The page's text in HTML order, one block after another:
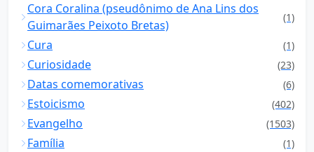
Cora Coralina (pseudônimo de Ana Lins dos
Guimarães Peixoto Bretas)
(1)
Cura (1)
Curiosidade (23)
Datas comemorativas (6)
Estoicismo (402)
Evangelho (1503)
Família (1)